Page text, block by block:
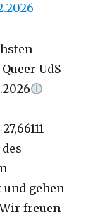
UdS
und gehen
freuen